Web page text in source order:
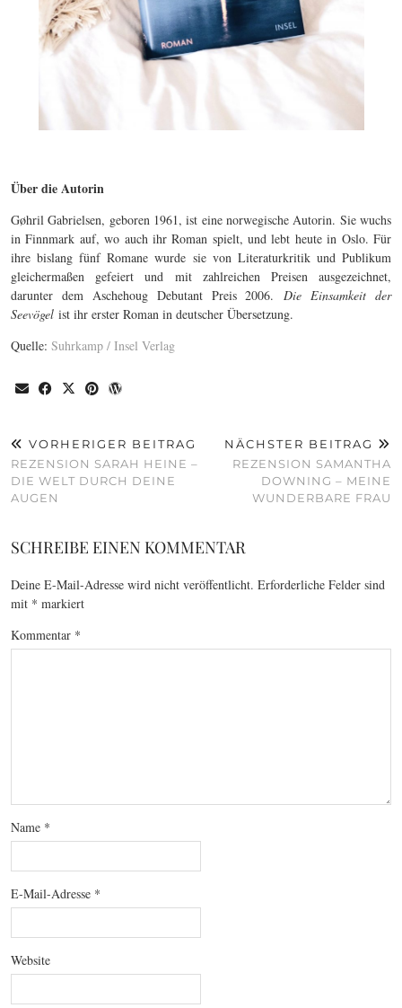
Über die Autorin
Gøhril Gabrielsen, geboren 1961, ist eine norwegische Autorin. Sie wuchs
in Finnmark auf, wo auch ihr Roman spielt, und lebt heute in Oslo. Für
ihre bislang fünf Romane wurde sie von Literaturkritik und Publikum
gleichermaßen gefeiert und mit zahlreichen Preisen ausgezeichnet,
darunter dem Aschehoug Debutant Preis 2006.Die Einsamkeit der
Seevögel ist ihr erster Roman in deutscher Übersetzung.
Quelle: Suhrkamp / Insel Verlag
VORHERIGER BEITRAG
REZENSION SARAH HEINE –
DIE WELT DURCH DEINE
AUGEN
NÄCHSTER BEITRAG
REZENSION SAMANTHA
DOWNING – MEINE
WUNDERBARE FRAU
SCHREIBE EINEN KOMMENTAR
Deine E-Mail-Adresse wird nicht veröffentlicht. Erforderliche Felder sind
mit * markiert
Kommentar *
Name *
E-Mail-Adresse *
Website